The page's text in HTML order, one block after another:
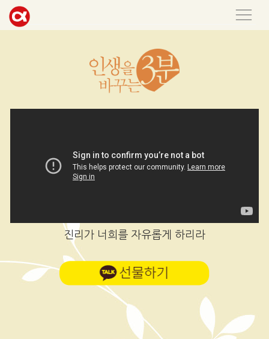
진리가 너희를 자유롭게 하리라